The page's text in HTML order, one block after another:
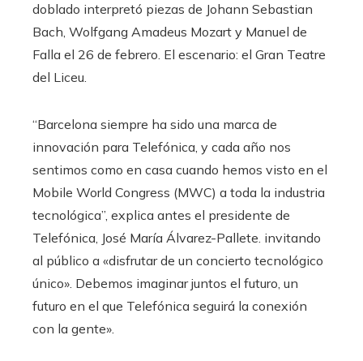
doblado interpretó piezas de Johann Sebastian
Bach, Wolfgang Amadeus Mozart y Manuel de
Falla el 26 de febrero. El escenario: el Gran Teatre
del Liceu.
“Barcelona siempre ha sido una marca de
innovación para Telefónica, y cada año nos
sentimos como en casa cuando hemos visto en el
Mobile World Congress (MWC) a toda la industria
tecnológica”, explica antes el presidente de
Telefónica, José María Álvarez-Pallete. invitando
al público a «disfrutar de un concierto tecnológico
único». Debemos imaginar juntos el futuro, un
futuro en el que Telefónica seguirá la conexión
con la gente».